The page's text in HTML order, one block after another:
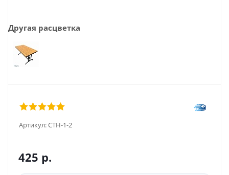
Другая расцветка
Артикул:СТН-1-2
425 р.